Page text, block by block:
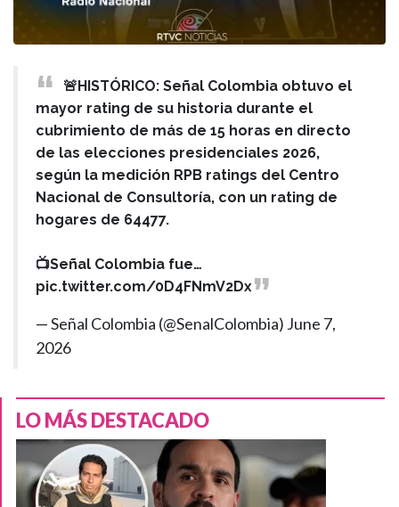
🚨HISTÓRICO: Señal Colombia obtuvo el
mayor rating de su historia durante el
cubrimiento de más de 15 horas en directo
de las elecciones presidenciales 2026,
según la medición RPB ratings del Centro
Nacional de Consultoría, con un rating de
hogares de 64477.
📺Señal Colombia fue…
pic.twitter.com/0D4FNmV2Dx
— Señal Colombia (@SenalColombia) June 7,
2026
LO MÁS DESTACADO